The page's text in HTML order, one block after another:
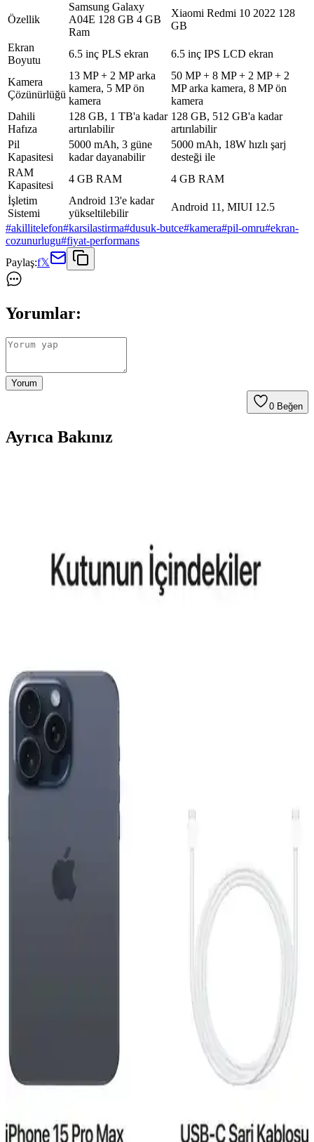
Özellik
Samsung Galaxy
A04E 128 GB 4 GB
Ram
Xiaomi Redmi 10 2022 128
GB
Ekran
Boyutu
6.5 inç PLS ekran 6.5 inç IPS LCD ekran
Kamera
Çözünürlüğü
13 MP + 2 MP arka
kamera, 5 MP ön
kamera
50 MP + 8 MP + 2 MP + 2
MP arka kamera, 8 MP ön
kamera
Dahili
Hafıza
128 GB, 1 TB'a kadar
artırılabilir
128 GB, 512 GB'a kadar
artırılabilir
Pil
Kapasitesi
5000 mAh, 3 güne
kadar dayanabilir
5000 mAh, 18W hızlı şarj
desteği ile
RAM
Kapasitesi
4 GB RAM
4 GB RAM
İşletim
Sistemi
Android 13'e kadar
yükseltilebilir
Android 11, MIUI 12.5
#akillitelefon#karsilastirma#dusuk-butce#kamera#pil-omru#ekran-
cozunurlugu#fiyat-performans
Paylaş:f𝕏
Yorumlar:
Yorum
0 Beğen
Ayrıca Bakınız
tasarım ve fonksiyonellik açısından bilgiler içerir.
Reeder P13 Blue Max 2022 ve Lite 2022
Modellerinin Karşılaştırması ve Özellikleri
General Mobile GM 23 SE ve Casper VIA X40 Akıllı
Telefon Modellerinin Detaylı Karşılaştırması
İki telefonun ekran, pil, kamera ve performans özelliklerini
karşılaştırıyoruz. Günlük kullanımda avantajlar ve sınırlamalar
hakkında kapsamlı bilgi sunuyoruz.
Apple iPhone Air 512 GB Pamuk Beyazı: Hafif
Tasarım ve Yüksek Performanslı Akıllı Telefon
Apple iPhone Air 512 GB, ince ve hafif tasarımı, güçlü ekran ve
gelişmiş kamera sistemiyle günlük kullanımda yüksek performans
sunar.
Reeder S19 Max Beyaz Akıllı Telefon Günlük
Kullanım ve Özellikleri Detaylı İnceleme
Reeder S19 Max, şık tasarım, güçlü performans ve dayanıklılığıyla
günlük kullanım için ideal bir akıllı telefon. 4GB RAM ve 64GB
avantajlarıyla günlük ve profesyonel kullanımda fark yaratıyor.
Reeder S19 Max ve Pro Modellerinin Detaylı
Karşılaştırması 2023
ihtiyaçlarınıza daha uygun olduğunu öğrenin.